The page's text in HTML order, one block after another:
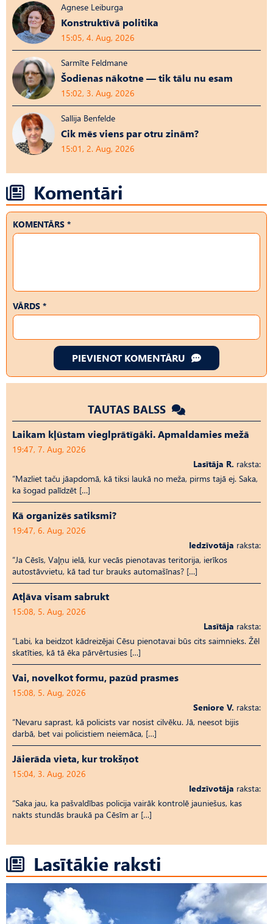
Agnese Leiburga
Konstruktīvā politika
15:05, 4. Aug, 2026
Sarmīte Feldmane
Šodienas nākotne — tik tālu nu esam
15:02, 3. Aug, 2026
Sallija Benfelde
Cik mēs viens par otru zinām?
15:01, 2. Aug, 2026
Komentāri
KOMENTĀRS *
VĀRDS *
PIEVIENOT KOMENTĀRU
TAUTAS BALSS
Laikam kļūstam vieglprātīgāki. Apmaldamies mežā
19:47, 7. Aug, 2026
Lasītāja R. raksta:
“Mazliet taču jāapdomā, kā tiksi laukā no meža, pirms tajā ej. Saka,
ka šogad palīdzēt […]
Kā organizēs satiksmi?
19:47, 6. Aug, 2026
Iedzīvotāja raksta:
“Ja Cēsīs, Vaļņu ielā, kur vecās pienotavas teritorija, ierīkos
autostāvvietu, kā tad tur brauks automašīnas? […]
Atļāva visam sabrukt
15:08, 5. Aug, 2026
Lasītāja raksta:
“Labi, ka beidzot kādreizējai Cēsu pienotavai būs cits saimnieks. Žēl
skatīties, kā tā ēka pārvērtusies […]
Vai, novelkot formu, pazūd prasmes
15:08, 5. Aug, 2026
Seniore V. raksta:
“Nevaru saprast, kā policists var nosist cilvēku. Jā, neesot bijis
darbā, bet vai policistiem neiemāca, […]
Jāierāda vieta, kur trokšņot
15:04, 3. Aug, 2026
Iedzīvotāja raksta:
“Saka jau, ka pašvaldības policija vairāk kontrolē jauniešus, kas
nakts stundās braukā pa Cēsīm ar […]
Lasītākie raksti